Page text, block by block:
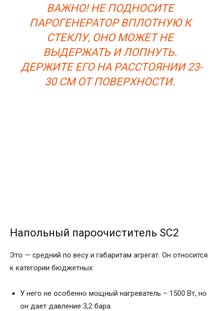
ВАЖНО! НЕ ПОДНОСИТЕ
ПАРОГЕНЕРАТОР ВПЛОТНУЮ К
СТЕКЛУ, ОНО МОЖЕТ НЕ
ВЫДЕРЖАТЬ И ЛОПНУТЬ.
ДЕРЖИТЕ ЕГО НА РАССТОЯНИИ 23-
30 СМ ОТ ПОВЕРХНОСТИ.
Напольный пароочиститель SC2
Это — средний по весу и габаритам агрегат. Он относится
к категории бюджетных:
У него не особенно мощный нагреватель – 1500 Вт, но
он дает давление 3,2 бара.